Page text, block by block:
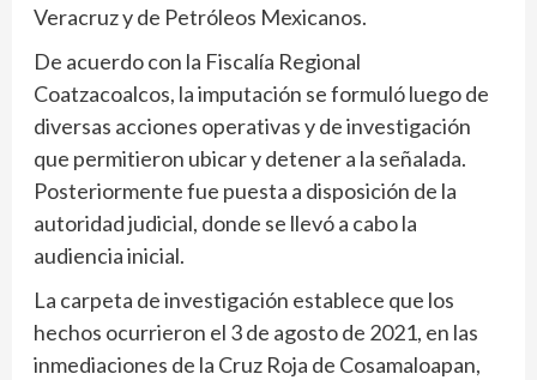
Veracruz y de Petróleos Mexicanos.
De acuerdo con la Fiscalía Regional
Coatzacoalcos, la imputación se formuló luego de
diversas acciones operativas y de investigación
que permitieron ubicar y detener a la señalada.
Posteriormente fue puesta a disposición de la
autoridad judicial, donde se llevó a cabo la
audiencia inicial.
La carpeta de investigación establece que los
hechos ocurrieron el 3 de agosto de 2021, en las
inmediaciones de la Cruz Roja de Cosamaloapan,